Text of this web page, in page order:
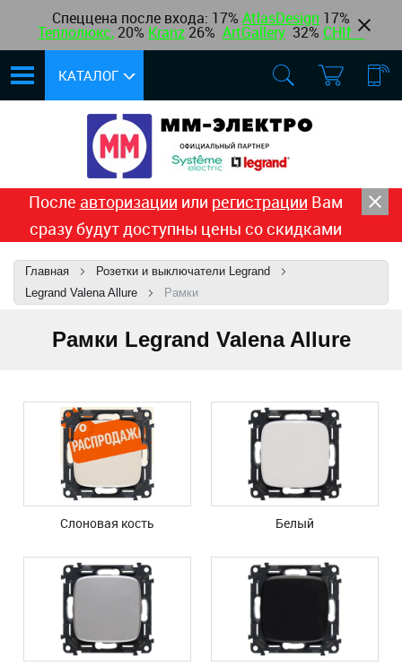
Спеццена после входа: 17% AtlasDesign 17%
Теплолюкс, 20% Kranz 26% ArtGallery 32% CHINT
КАТАЛОГ
После авторизации или регистрации Вам
сразу будут доступны цены со скидками
Главная
Розетки и выключатели Legrand
Legrand Valena Allure
Рамки
Рамки Legrand Valena Allure
Cлоновая кость Белый